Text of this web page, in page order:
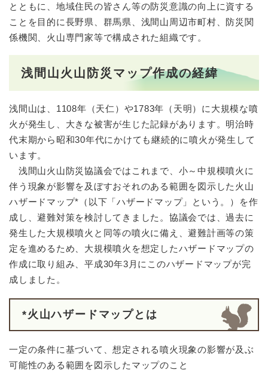
とともに、地域住民の皆さん等の防災意識の向上に資する
ことを目的に長野県、群馬県、浅間山周辺市町村、防災関
係機関、火山専門家等で構成された組織です。
浅間山火山防災マップ作成の経緯
浅間山は、1108年（天仁）や1783年（天明）に大規模な噴
火が発生し、大きな被害が生じた記録があります。明治時
代末期から昭和30年代にかけても継続的に噴火が発生して
います。
浅間山火山防災協議会ではこれまで、小～中規模噴火に
伴う現象が影響を及ぼすおそれのある範囲を図示した火山
ハザードマップ*（以下「ハザードマップ」という。）を作
成し、避難対策を検討してきました。協議会では、過去に
発生した大規模噴火と同等の噴火に備え、避難計画等の策
定を進めるため、大規模噴火を想定したハザードマップの
作成に取り組み、平成30年3月にこのハザードマップが完
成しました。
*火山ハザードマップとは
一定の条件に基づいて、想定される噴火現象の影響が及ぶ
可能性のある範囲を図示したマップのこと